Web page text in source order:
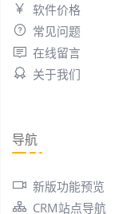
软件价格
常见问题
在线留言
关于我们
导航
新版功能预览
CRM站点导航